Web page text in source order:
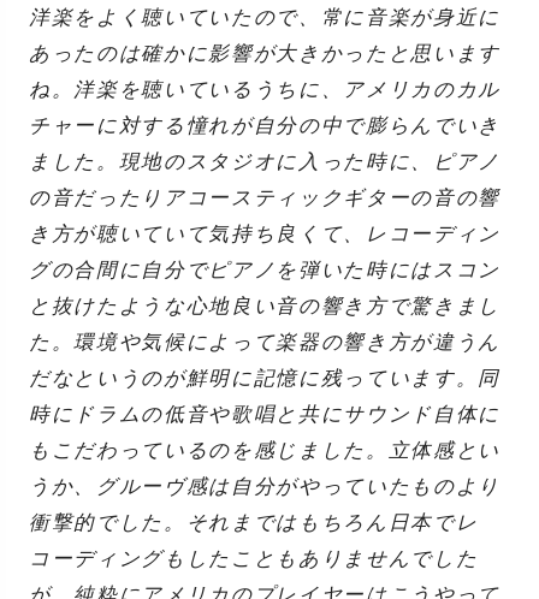
洋楽をよく聴いていたので、常に音楽が身近に
あったのは確かに影響が大きかったと思います
ね。洋楽を聴いているうちに、アメリカのカル
チャーに対する憧れが自分の中で膨らんでいき
ました。現地のスタジオに入った時に、ピアノ
の音だったりアコースティックギターの音の響
き方が聴いていて気持ち良くて、レコーディン
グの合間に自分でピアノを弾いた時にはスコン
と抜けたような心地良い音の響き方で驚きまし
た。環境や気候によって楽器の響き方が違うん
だなというのが鮮明に記憶に残っています。同
時にドラムの低音や歌唱と共にサウンド自体に
もこだわっているのを感じました。立体感とい
うか、グルーヴ感は自分がやっていたものより
衝撃的でした。それまではもちろん日本でレ
コーディングもしたこともありませんでした